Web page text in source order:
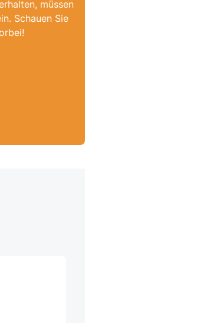
müssen
Schauen Sie